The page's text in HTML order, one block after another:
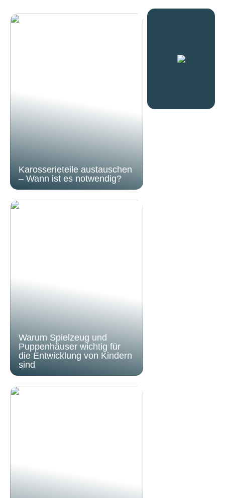
Karosserieteile austauschen
– Wann ist es notwendig?
Warum Spielzeug und
Puppenhäuser wichtig für
die Entwicklung von Kindern
sind